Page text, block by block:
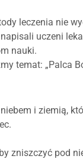
leczenia nie
uczeni
nauki.
temat: „Palca
i ziemią,
zniszczyć pod